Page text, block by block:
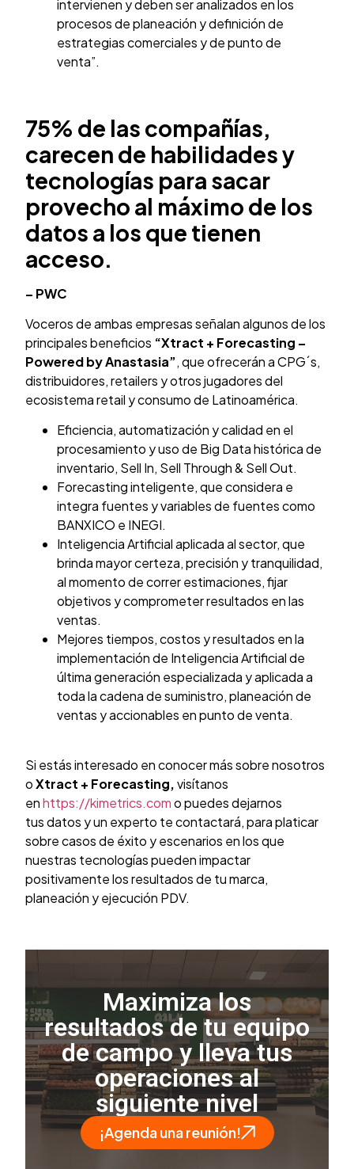
intervienen y deben ser analizados en los
procesos de planeación y definición de
estrategias comerciales y de punto de
venta”.
75% de las compañías,
carecen de habilidades y
tecnologías para sacar
provecho al máximo de los
datos a los que tienen
acceso.
– PWC
Voceros de ambas empresas señalan algunos de los
principales beneficios “Xtract + Forecasting –
Powered by Anastasia”, que ofrecerán a CPG´s,
distribuidores, retailers y otros jugadores del
ecosistema retail y consumo de Latinoamérica.
Eficiencia, automatización y calidad en el
procesamiento y uso de Big Data histórica de
inventario, Sell In, Sell Through & Sell Out.
Forecasting inteligente, que considera e
integra fuentes y variables de fuentes como
BANXICO e INEGI.
Inteligencia Artificial aplicada al sector, que
brinda mayor certeza, precisión y tranquilidad,
al momento de correr estimaciones, fijar
objetivos y comprometer resultados en las
ventas.
Mejores tiempos, costos y resultados en la
implementación de Inteligencia Artificial de
última generación especializada y aplicada a
toda la cadena de suministro, planeación de
ventas y accionables en punto de venta.
Si estás interesado en conocer más sobre nosotros
oXtract + Forecasting,visítanos
enhttps://kimetrics.como puedes dejarnos
tus datos y un experto te contactará, para platicar
sobre casos de éxito y escenarios en los que
nuestras tecnologías pueden impactar
positivamente los resultados de tu marca,
planeación y ejecución PDV.
Maximiza los
resultados de tu equipo
de campo y lleva tus
operaciones al
siguiente nivel
¡Agenda una reunión!